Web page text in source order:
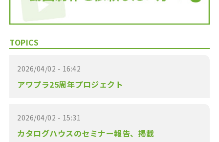
TOPICS
2026/04/02 - 16:42
アワプラ25周年プロジェクト
2026/04/02 - 15:31
カタログハウスのセミナー報告、掲載